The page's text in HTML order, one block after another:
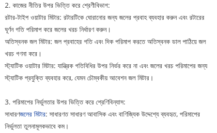
2. কাজের নীতির উপর ভিত্তি করে শ্রেণীবিভাগ:
রটার-টাইপ ওয়াটার মিটার: রটারটিকে ঘোরানোর জন্য জলের প্রবাহ ব্যবহার করুন এবং রটারের
ঘূর্ণন গতি পরিমাপ করে জলের খরচ নির্ধারণ করুন।
অতিস্বনক জল মিটার: জল প্রবাহের গতি এবং দিক পরিমাপ করতে অতিস্বনক ডাল পাঠিয়ে জল
খরচ গণনা করে।
স্ট্যাটিক ওয়াটার মিটার: যান্ত্রিক গতিবিধির উপর নির্ভর করে না এবং জলের খরচ পরিমাপের জন্য
স্ট্যাটিক প্রযুক্তি ব্যবহার করে, যেমন চৌম্বকীয় আবেশন জল মিটার।
3. পরিমাপের নির্ভুলতার উপর ভিত্তি করে শ্রেণিবিন্যাস:
সাধারণজলের মিটার: সাধারণত সাধারণ আবাসিক এবং বাণিজ্যিক উদ্দেশ্যে ব্যবহৃত, পরিমাপের
নির্ভুলতা তুলনামূলকভাবে কম।